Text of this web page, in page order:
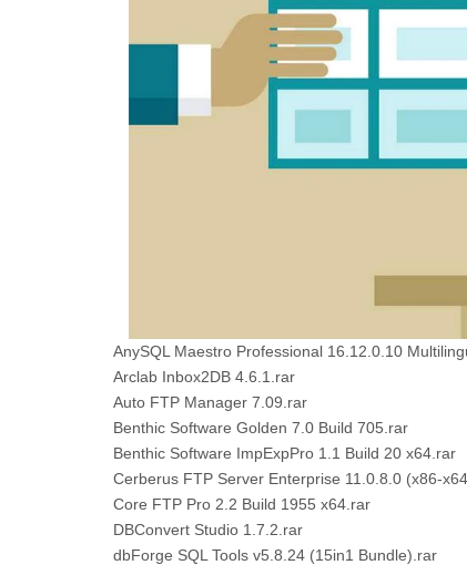
AnySQL Maestro Professional 16.12.0.10
Arclab Inbox2DB 4.6.1.rar
Auto FTP Manager 7.09.rar
Benthic Software Golden 7.0 Build 705.rar
Benthic Software ImpExpPro 1.1 Build 20 x64.rar
Cerberus FTP Server Enterprise 11.0.8.0 (x86-
Core FTP Pro 2.2 Build 1955 x64.rar
DBConvert Studio 1.7.2.rar
dbForge SQL Tools v5.8.24 (15in1 Bundle).rar